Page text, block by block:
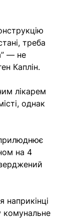
треба
— не
Каплін.
лікарем
однак
на 4
наприкінці
комунальне